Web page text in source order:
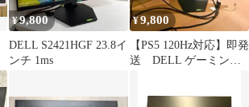
¥9,800
DELL S2421HGF 23.8イ
ンチ 1ms
¥9,800
​【PS5 120Hz対応】即発
送 DELL ゲーミング